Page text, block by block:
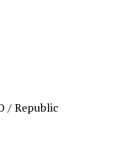
/ Republic